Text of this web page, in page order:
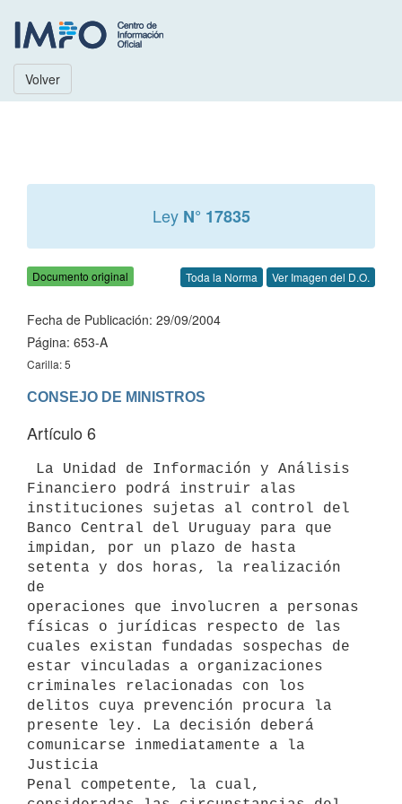
Volver
Ley N° 17835
Documento original Toda la Norma Ver Imagen del D.O.
Fecha de Publicación: 29/09/2004
Página: 653-A
Carilla: 5
CONSEJO DE MINISTROS
Artículo 6
Financiero podrá instruir alas
instituciones sujetas al control del
Banco Central del Uruguay para que
impidan, por un plazo de hasta
setenta y dos horas, la realización
de
operaciones que involucren a personas
físicas o jurídicas respecto de las
cuales existan fundadas sospechas de
estar vinculadas a organizaciones
criminales relacionadas con los
delitos cuya prevención procura la
presente ley. La decisión deberá
comunicarse inmediatamente a la
Justicia
Penal competente, la cual,